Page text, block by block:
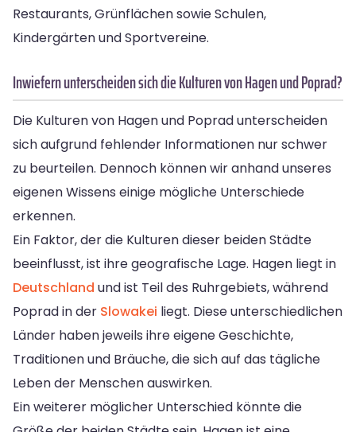
Restaurants, Grünflächen sowie Schulen,
Kindergärten und Sportvereine.
Inwiefern unterscheiden sich die Kulturen von Hagen und Poprad?
Die Kulturen von Hagen und Poprad unterscheiden
sich aufgrund fehlender Informationen nur schwer
zu beurteilen. Dennoch können wir anhand unseres
eigenen Wissens einige mögliche Unterschiede
erkennen.
Ein Faktor, der die Kulturen dieser beiden Städte
beeinflusst, ist ihre geografische Lage. Hagen liegt in
Deutschland und ist Teil des Ruhrgebiets, während
Poprad in der Slowakei liegt. Diese unterschiedlichen
Länder haben jeweils ihre eigene Geschichte,
Traditionen und Bräuche, die sich auf das tägliche
Leben der Menschen auswirken.
Ein weiterer möglicher Unterschied könnte die